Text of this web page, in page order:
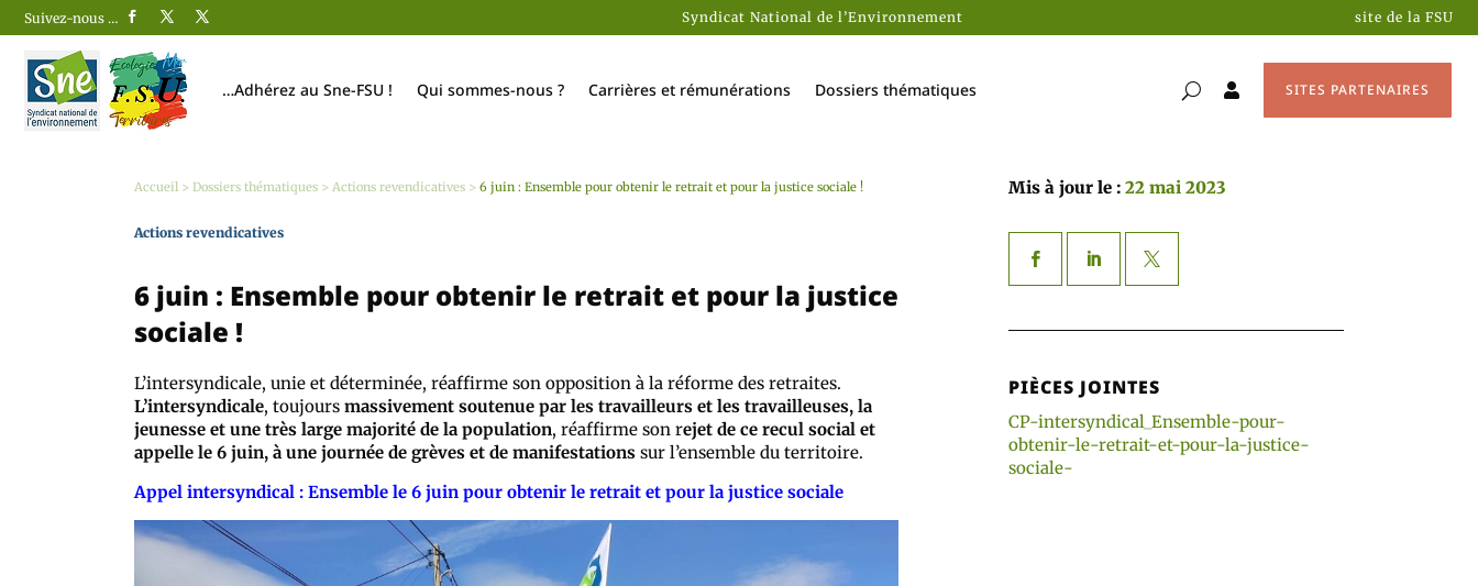
Suivez-nous … Syndicat National de l’Environnement site de la FSU
…Adhérez au Sne-FSU ! Qui sommes-nous ? Carrières et rémunérations Dossiers thématiques  SITES PARTENAIRES
Accueil > Dossiers thématiques > Actions revendicatives > 6 juin : Ensemble pour obtenir le retrait et pour la justice sociale !
Actions revendicatives
6 juin : Ensemble pour obtenir le retrait et pour la justice
sociale !
L’intersyndicale, unie et déterminée, réaffirme son opposition à la réforme des retraites.
L’intersyndicale, toujours massivement soutenue par les travailleurs et les travailleuses, la
jeunesse et une très large majorité de la population, réaffirme son rejet de ce recul social et
appelle le 6 juin, à une journée de grèves et de manifestations sur l’ensemble du territoire.
Appel intersyndical : Ensemble le 6 juin pour obtenir le retrait et pour la justice sociale
Mis à jour le : 22 mai 2023
PIÈCES JOINTES
CP-intersyndical_Ensemble-pour-
obtenir-le-retrait-et-pour-la-justice-
sociale-